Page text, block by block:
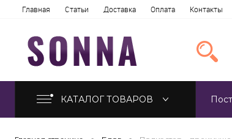
Главная Статьи Доставка Оплата Контакты
КАТАЛОГ ТОВАРОВ